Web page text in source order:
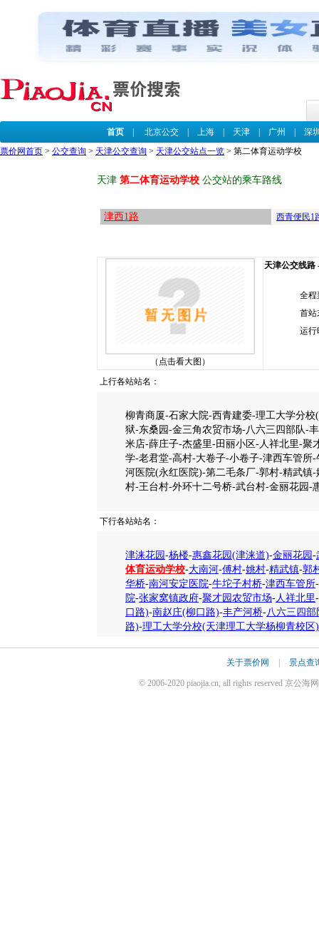
首页| 北京公交| 上海| 天津| 广州
深
票价网首页 > 公交查询 > 天津公交查询 > 天津公交站点一览 > 第二体育运动学校
天津 第二体育运动学校 公交站的乘车路线
津西1路 西青便民1
（点击看大图）
天津公交线路
全程
首站
运行
上行各站站名：
柳青商厦-石家大院-西青建委-理工大学分
狱-东桑园-金三角农贸市场-八六三四部队-
米店-薛庄子-杰盛里-田丽小区-人祥北里-聚
学-老君堂-高村-大卷子-小卷子-津西车管所
河医院(永红医院)-第二毛条厂-郭村-精武镇
村-王台村-外环十二号桥-武台村-金丽花园-
下行各站站名：
津涞花园 -杨楼-惠鑫花园(津涞道)-金丽花园 -
体育运动学校-大南河-傅村-姚村-精武镇-郭
华桥-南河安定医院-牛坨子村桥-津西车管所-
院-张家窝镇政府-聚才园农贸市场-人祥北里-
口路)-南赵庄(柳口路)-丰产河桥-八六三四部
路)-理工大学分校(天津理工大学杨柳青校区)
关于票价网 景点查
© 2006-2020 piaojia.cn, all rights reserved 京公海